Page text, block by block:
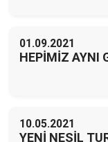
01.09.2021
HEPİMİZ AYNI
10.05.2021
YENİ NESİL